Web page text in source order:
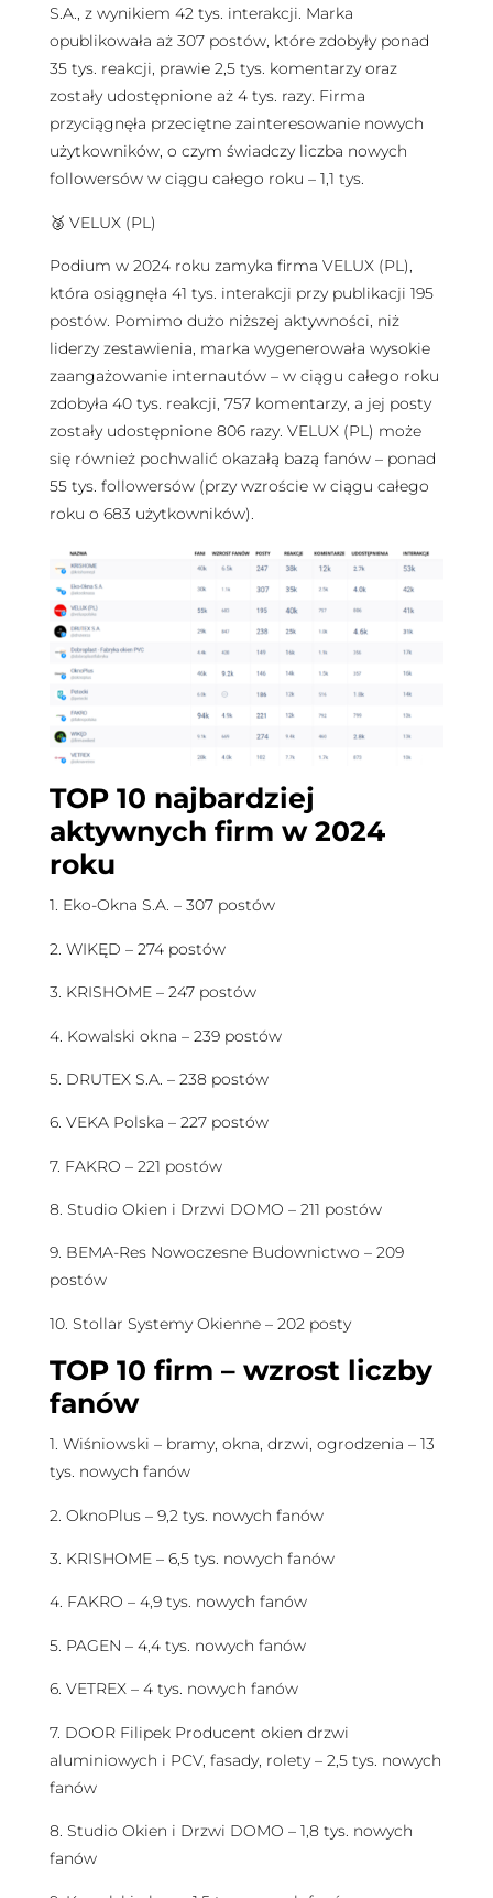
S.A., z wynikiem 42 tys. interakcji. Marka
opublikowała aż 307 postów, które zdobyły ponad
35 tys. reakcji, prawie 2,5 tys. komentarzy oraz
zostały udostępnione aż 4 tys. razy. Firma
przyciągnęła przeciętne zainteresowanie nowych
użytkowników, o czym świadczy liczba nowych
followersów w ciągu całego roku – 1,1 tys.
🥉 VELUX (PL)
Podium w 2024 roku zamyka firma VELUX (PL),
która osiągnęła 41 tys. interakcji przy publikacji 195
postów. Pomimo dużo niższej aktywności, niż
liderzy zestawienia, marka wygenerowała wysokie
zaangażowanie internautów – w ciągu całego roku
zdobyła 40 tys. reakcji, 757 komentarzy, a jej posty
zostały udostępnione 806 razy. VELUX (PL) może
się również pochwalić okazałą bazą fanów – ponad
55 tys. followersów (przy wzroście w ciągu całego
roku o 683 użytkowników).
TOP 10 najbardziej
aktywnych firm w 2024
roku
1. Eko-Okna S.A. – 307 postów
2. WIKĘD – 274 postów
3. KRISHOME – 247 postów
4. Kowalski okna – 239 postów
5. DRUTEX S.A. – 238 postów
6. VEKA Polska – 227 postów
7. FAKRO – 221 postów
8. Studio Okien i Drzwi DOMO – 211 postów
9. BEMA-Res Nowoczesne Budownictwo – 209
postów
10. Stollar Systemy Okienne – 202 posty
TOP 10 firm – wzrost liczby
fanów
1. Wiśniowski – bramy, okna, drzwi, ogrodzenia – 13
tys. nowych fanów
2. OknoPlus – 9,2 tys. nowych fanów
3. KRISHOME – 6,5 tys. nowych fanów
4. FAKRO – 4,9 tys. nowych fanów
5. PAGEN – 4,4 tys. nowych fanów
6. VETREX – 4 tys. nowych fanów
7. DOOR Filipek Producent okien drzwi
aluminiowych i PCV, fasady, rolety – 2,5 tys. nowych
fanów
8. Studio Okien i Drzwi DOMO – 1,8 tys. nowych
fanów